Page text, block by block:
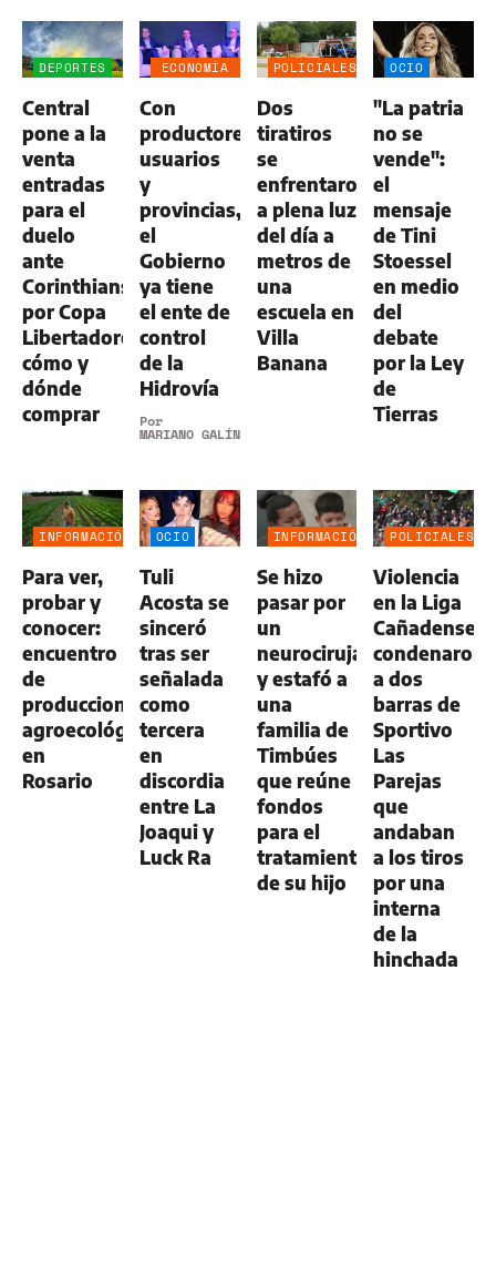
DEPORTES
Central
pone a la
venta
entradas
para el
duelo
ante
Corinthians
por Copa
Libertadores:
cómo y
dónde
comprar
ECONOMÍA
Con
productores,
usuarios
y
provincias,
el
Gobierno
ya tiene
el ente de
control
de la
Hidrovía
Por
MARIANO GALÍNDEZ
POLICIALES
Dos
tiratiros
se
enfrentaron
a plena luz
del día a
metros de
una
escuela en
Villa
Banana
OCIO
"La patria
no se
vende":
el
mensaje
de Tini
Stoessel
en medio
del
debate
por la Ley
de
Tierras
INFORMACIÓN
Para ver,
probar y
conocer:
encuentro
de
producciones
agroecológicas
en
Rosario
OCIO
Tuli
Acosta se
sinceró
tras ser
señalada
como
tercera
en
discordia
entre La
Joaqui y
Luck Ra
INFORMACIÓN
Se hizo
pasar por
un
neurocirujano
y estafó a
una
familia de
Timbúes
que reúne
fondos
para el
tratamiento
de su hijo
POLICIALES
Violencia
en la Liga
Cañadense:
condenaron
a dos
barras de
Sportivo
Las
Parejas
que
andaban
a los tiros
por una
interna
de la
hinchada